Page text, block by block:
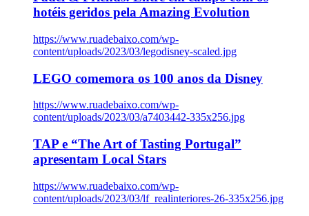
hotéis geridos pela Amazing Evolution
https://www.ruadebaixo.com/wp-
content/uploads/2023/03/legodisney-scaled.jpg
LEGO comemora os 100 anos da Disney
https://www.ruadebaixo.com/wp-
content/uploads/2023/03/a7403442-335x256.jpg
TAP e “The Art of Tasting Portugal”
apresentam Local Stars
https://www.ruadebaixo.com/wp-
content/uploads/2023/03/lf_realinteriores-26-335x256.jpg